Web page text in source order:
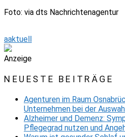
Foto: via dts Nachrichtenagentur
aaktuell
Anzeige
NEUESTE BEITRÄGE
Agenturen im Raum
Unternehmen bei der
Alzheimer und Demenz:
Pflegegrad nutzen und